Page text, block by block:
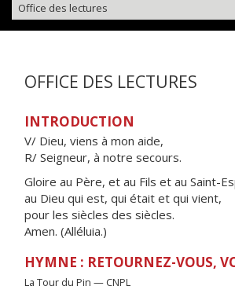
Office des lectures
OFFICE DES LECTURES
INTRODUCTION
V/ Dieu, viens à mon aide,
R/ Seigneur, à notre secours.
Gloire au Père, et au Fils et au Saint-
au Dieu qui est, qui était et qui vient,
pour les siècles des siècles.
Amen. (Alléluia.)
HYMNE : RETOURNEZ-VOUS,
La Tour du Pin — CNPL